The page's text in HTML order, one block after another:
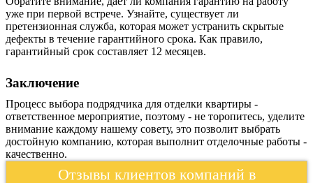
уже при первой встрече. Узнайте, существует ли
претензионная служба, которая может устранить скрытые
дефекты в течение гарантийного срока. Как правило,
гарантийный срок составляет 12 месяцев.
Заключение
Процесс выбора подрядчика для отделки квартиры -
ответственное мероприятие, поэтому - не торопитесь, уделите
внимание каждому нашему совету, это позволит выбрать
достойную компанию, которая выполнит отделочные работы -
качественно.
Отзывы клиентов компаний в